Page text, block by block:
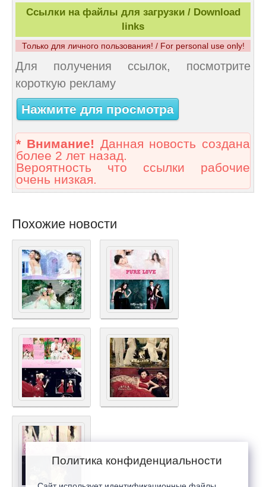
Ссылки на файлы для загрузки / Download
links
Только для личного пользования! / For personal use only!
Для получения ссылок, посмотрите
короткую рекламу
Нажмите для просмотра
* Внимание! Данная новость создана
более 2 лет назад.
Вероятность что ссылки рабочие
очень низкая.
Похожие новости
Политика конфиденциальности